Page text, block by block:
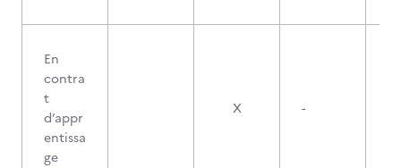
En
contra
t
d’appr
entissa
ge
X -